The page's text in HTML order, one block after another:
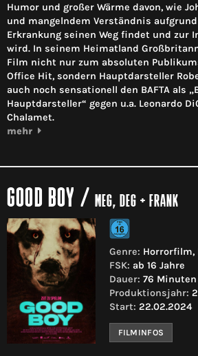
Humor und großer Wärme davon, wie
und mangelndem Verständnis
Erkrankung seinen Weg findet und zur
wird. In seinem Heimatland
Film nicht nur zum absoluten
Office Hit, sondern Hauptdarsteller
auch noch sensationell den BAFTA als
Hauptdarsteller“ gegen u.a. Leonardo
Chalamet.
mehr
GOOD BOY / MEG, DEG + FRANK
Genre: Horrorfilm,
FSK: ab 16 Jahre
Dauer: 76 Minuten
Produktionsjahr:
Start: 22.02.2024
FILMINFOS